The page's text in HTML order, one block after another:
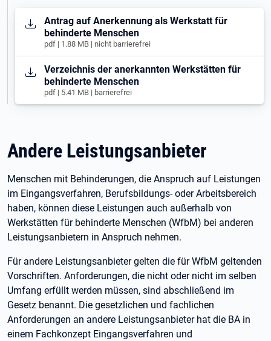
Öffnet in neuem Tab
Antrag auf Anerkennung als Werkstatt für
behinderte Menschen
pdf | 1.88 MB | nicht barrierefrei
Öffnet in neuem Tab
Verzeichnis der anerkannten Werkstätten für
behinderte Menschen
pdf | 5.41 MB | barrierefrei
Andere Leistungsanbieter
Menschen mit Behinderungen, die Anspruch auf Leistungen
im Eingangsverfahren, Berufsbildungs- oder Arbeitsbereich
haben, können diese Leistungen auch außerhalb von
Werkstätten für behinderte Menschen (WfbM) bei anderen
Leistungsanbietern in Anspruch nehmen.
Für andere Leistungsanbieter gelten die für WfbM geltenden
Vorschriften. Anforderungen, die nicht oder nicht im selben
Umfang erfüllt werden müssen, sind abschließend im
Gesetz benannt. Die gesetzlichen und fachlichen
Anforderungen an andere Leistungsanbieter hat die BA in
einem Fachkonzept Eingangsverfahren und